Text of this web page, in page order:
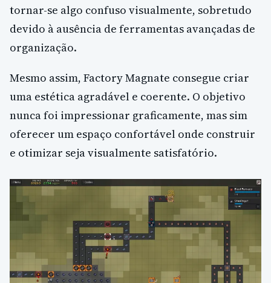
tornar-se algo confuso visualmente, sobretudo
devido à ausência de ferramentas avançadas de
organização.
Mesmo assim, Factory Magnate consegue criar
uma estética agradável e coerente. O objetivo
nunca foi impressionar graficamente, mas sim
oferecer um espaço confortável onde construir
e otimizar seja visualmente satisfatório.